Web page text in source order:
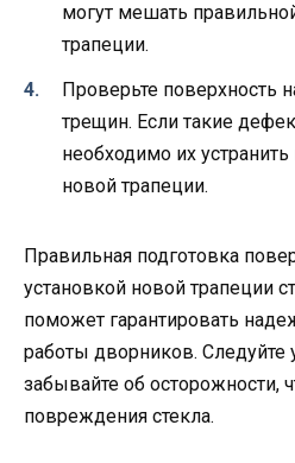
могут мешать
трапеции.
Проверьте поверхность
трещин. Если такие
необходимо их
новой трапеции.
Правильная подготовка
установкой новой трапеции
поможет гарантировать
работы дворников.
забывайте об осторожности,
повреждения стекла.